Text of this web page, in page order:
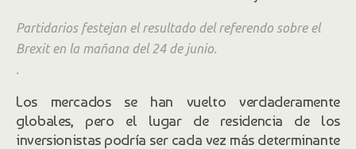
Partidarios festejan el resultado del referendo sobre el
Brexit en la mañana del 24 de junio.
.
Los mercados se han vuelto verdaderamente
globales, pero el lugar de residencia de los
inversionistas podría ser cada vez más determinante